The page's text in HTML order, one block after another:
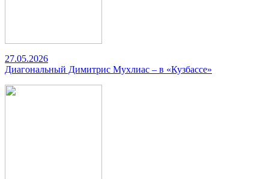
27.05.2026
Диагональный Димитрис Мухлиас – в «Кузбассе»